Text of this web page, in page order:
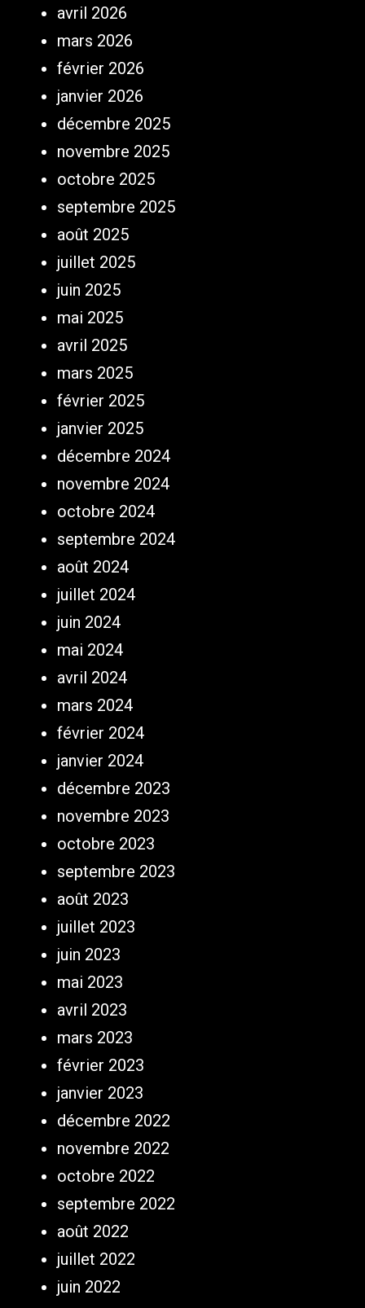
avril 2026
mars 2026
février 2026
janvier 2026
décembre 2025
novembre 2025
octobre 2025
septembre 2025
août 2025
juillet 2025
juin 2025
mai 2025
avril 2025
mars 2025
février 2025
janvier 2025
décembre 2024
novembre 2024
octobre 2024
septembre 2024
août 2024
juillet 2024
juin 2024
mai 2024
avril 2024
mars 2024
février 2024
janvier 2024
décembre 2023
novembre 2023
octobre 2023
septembre 2023
août 2023
juillet 2023
juin 2023
mai 2023
avril 2023
mars 2023
février 2023
janvier 2023
décembre 2022
novembre 2022
octobre 2022
septembre 2022
août 2022
juillet 2022
juin 2022